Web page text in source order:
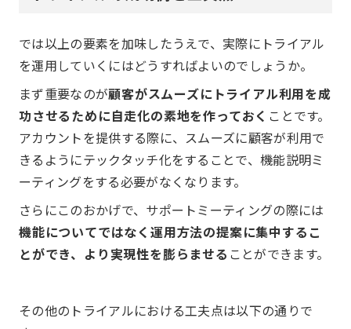
では以上の要素を加味したうえで、実際にトライアル
を運用していくにはどうすればよいのでしょうか。
まず重要なのが顧客がスムーズにトライアル利用を成
功させるために自走化の素地を作っておく ことです。
アカウントを提供する際に、スムーズに顧客が利用で
きるようにテックタッチ化をすることで、機能説明ミ
ーティングをする必要がなくなります。
さらにこのおかげで、サポートミーティングの際には
機能についてではなく運用方法の提案に集中するこ
とができ、より実現性を膨らませる ことができます。
その他のトライアルにおける工夫点は以下の通りで